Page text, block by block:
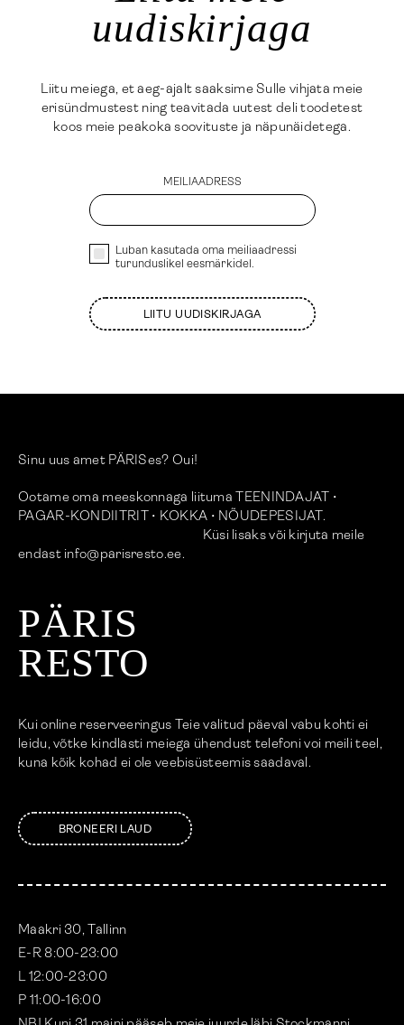
uudiskirjaga
Liitu meiega, et aeg-ajalt saaksime Sulle vihjata meie
erisündmustest ning teavitada uutest deli toodetest
koos meie peakoka soovituste ja näpunäidetega.
MEILIAADRESS
Luban kasutada oma meiliaadressi
turunduslikel eesmärkidel.
LIITU UUDISKIRJAGA
Sinu uus amet PÄRISes? Oui!
Ootame oma meeskonnaga liituma TEENINDAJAT •
PAGAR-KONDIITRIT • KOKKA • NÕUDEPESIJAT.
Küsi lisaks või kirjuta meile
endast info@parisresto.ee.
PÄRIS
RESTO
Kui online reserveeringus Teie valitud päeval vabu kohti ei
leidu, võtke kindlasti meiega ühendust telefoni voi meili teel,
kuna kõik kohad ei ole veebisüsteemis saadaval.
BRONEERI LAUD
Maakri 30, Tallinn
E-R 8:00-23:00
L 12:00-23:00
P 11:00-16:00